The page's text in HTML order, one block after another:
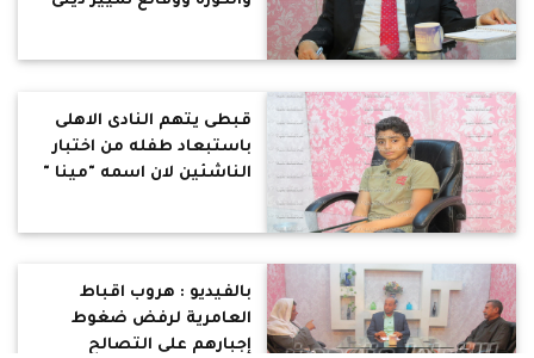
قبطى يتهم النادى الاهلى
باستبعاد طفله من اختبار
الناشئين لان اسمه "مينا "
بالفيديو : هروب اقباط
العامرية لرفض ضغوط
إجبارهم على التصالح